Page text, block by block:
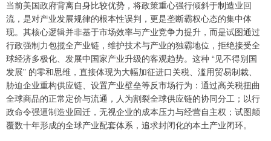
当前美国政府背离自身比较优势，将政策重心强行倾斜于制造业回
流，是对产业发展规律的根本性误判，更是垄断霸权心态的集中体
现。其核心逻辑并非基于市场效率与产业竞争力提升，而是试图通过
行政强制力包揽全产业链，维护技术与产业的独霸地位，拒绝接受全
球经济多极化、发展中国家产业升级的客观趋势。这种 “见不得别国
发展” 的零和思维，直接体现为大幅加征进口关税、滥用贸易制裁、
胁迫企业重构供应链、设置产业壁垒等反市场行为：通过高关税扭曲
全球商品的正常定价与流通，人为割裂全球供应链的协同分工；以行
政命令强逼制造业回迁，无视企业的成本压力与经营自主权；试图颠
覆数十年形成的全球产业配套体系，追求封闭化的本土产业闭环。